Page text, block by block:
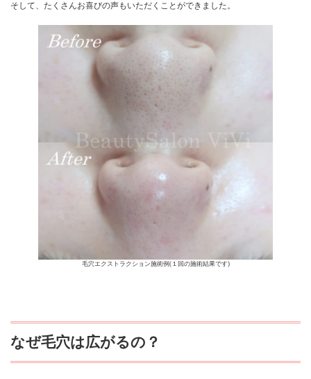
そして、たくさんお喜びの声もいただくことができました。
毛穴エクストラクション施術例(１回の施術結果です)
なぜ毛穴は広がるの？